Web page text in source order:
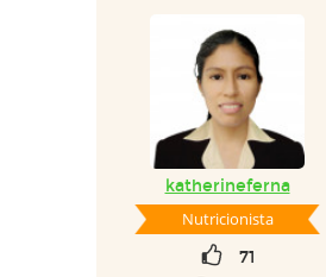
katherineferna
Nutricionista
71